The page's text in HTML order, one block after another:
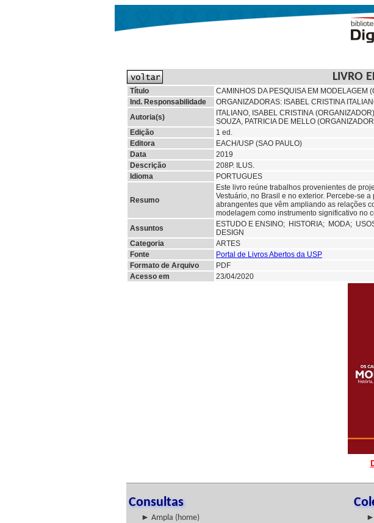
LIVRO
Título
CAMINHOS DA PESQUISA EM MODELAGEM
Ind. Responsabilidade
ORGANIZADORAS: ISABEL CRISTINA
Autoria(s)
ITALIANO, ISABEL CRISTINA (ORGANIZADOR)
SOUZA, PATRICIA DE MELLO
Edição
1 ed.
Editora
EACH/USP (SAO PAULO)
Data
2019
Descrição
208P. ILUS.
Idioma
PORTUGUES
Resumo
Este livro reúne trabalhos provenientes de
Vestuário, no Brasil e no exterior. Percebe-se
abrangentes que vêm ampliando as relações
modelagem como instrumento significativo no
Assuntos
ESTUDO E ENSINO; HISTORIA; MODA;
DESIGN
Categoria
ARTES
Fonte
Portal de Livros Abertos da USP
Formato de Arquivo
PDF
Acesso em
23/04/2020
Consultas
► Ampla (home) ►